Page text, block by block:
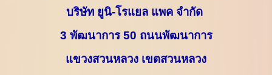
บริษัท ยูนิ-โรแยล แพค จำกัด
3 พัฒนาการ50 ถนนพัฒนาการ
แขวงสวนหลวง เขตสวนหลวง